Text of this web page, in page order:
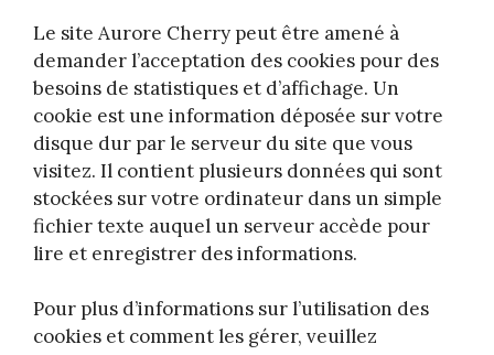
Le site Aurore Cherry peut être amené à
demander l’acceptation des cookies pour des
besoins de statistiques et d’affichage. Un
cookie est une information déposée sur votre
disque dur par le serveur du site que vous
visitez. Il contient plusieurs données qui sont
stockées sur votre ordinateur dans un simple
fichier texte auquel un serveur accède pour
lire et enregistrer des informations.
Pour plus d’informations sur l’utilisation des
cookies et comment les gérer, veuillez